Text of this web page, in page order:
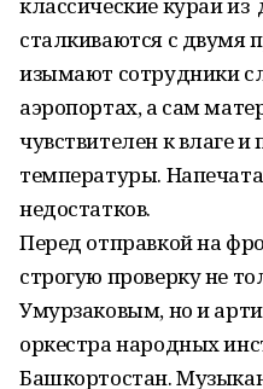
сталкиваются с двумя
изымают сотрудники
аэропортах, а сам
чувствителен к влаге
температуры.
недостатков.
Перед отправкой на
строгую проверку не
Умурзаковым, но и
оркестра народных
Башкортостан.